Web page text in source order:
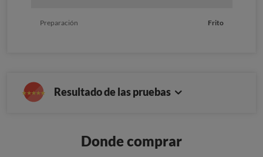
Preparación Frito
Resultado de las pruebas
Donde comprar